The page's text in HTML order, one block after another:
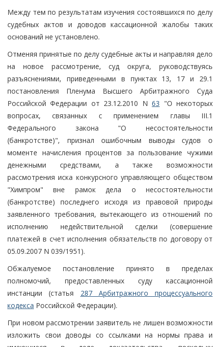
Между тем по результатам изучения состоявшихся по делу
судебных актов и доводов кассационной жалобы таких
оснований не установлено.
Отменяя принятые по делу судебные акты и направляя дело
на новое рассмотрение, суд округа, руководствуясь
разъяснениями, приведенными в пунктах 13, 17 и 29.1
постановления Пленума Высшего Арбитражного Суда
Российской Федерации от 23.12.2010 N63 "О некоторых
вопросах, связанных с применением главы III.1
Федерального закона "О несостоятельности
(банкротстве)", признал ошибочным выводы судов о
моменте начисления процентов за пользование чужими
денежными средствами, а также возможности
рассмотрения иска конкурсного управляющего обществом
"Химпром" вне рамок дела о несостоятельности
(банкротстве) последнего исходя из правовой природы
заявленного требования, вытекающего из отношений по
исполнению недействительной сделки (совершение
платежей в счет исполнения обязательств по договору от
05.09.2007 N 039/1951).
Обжалуемое постановление принято в пределах
полномочий, предоставленных суду кассационной
инстанции (статья 287 Арбитражного процессуального
кодекса Российской Федерации).
При новом рассмотрении заявитель не лишен возможности
изложить свои доводы со ссылками на нормы права и